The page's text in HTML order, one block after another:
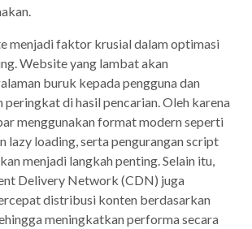
menjadi faktor krusial dalam optimasi
Website yang lambat akan
buruk kepada pengguna dan
peringkat di hasil pencarian. Oleh karena
menggunakan format modern seperti
lazy loading, serta pengurangan script
menjadi langkah penting. Selain itu,
Delivery Network (CDN) juga
distribusi konten berdasarkan
meningkatkan performa secara